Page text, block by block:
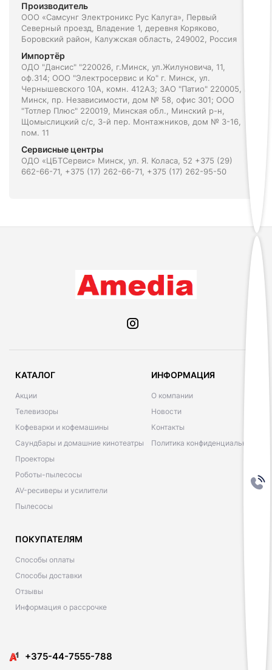
Производитель
ООО «Самсунг Электроникс Рус Калуга», Первый
Северный проезд, Владение 1, деревня Коряково,
Боровский район, Калужская область, 249002, Россия
Импортёр
ОДО "Дансис" "220026, г.Минск, ул.Жилуновича, 11,
оф.314; ООО "Электросервис и Ко" г. Минск, ул.
Чернышевского 10А, комн. 412А3; ЗАО "Патио" 220005, г.
Минск, пр. Независимости, дом № 58, офис 301; ООО
"Тотлер Плюс" 220019, Минская обл., Минский р-н,
Щомыслицкий с/с, 3-й пер. Монтажников, дом № 3-16,
пом. 11
Сервисные центры
ОДО «ЦБТСервис» Минск, ул. Я. Коласа, 52 +375 (29)
662-66-71, +375 (17) 262-66-71, +375 (17) 262-95-50
КАТАЛОГ
Акции
Телевизоры
Кофеварки и кофемашины
Саундбары и домашние кинотеатры
Проекторы
Роботы-пылесосы
AV-ресиверы и усилители
Пылесосы
ИНФОРМАЦИЯ
О компании
Новости
Контакты
Политика конфиденциальности
ПОКУПАТЕЛЯМ
Способы оплаты
Способы доставки
Отзывы
Информация о рассрочке
​​+375-44-7555-788